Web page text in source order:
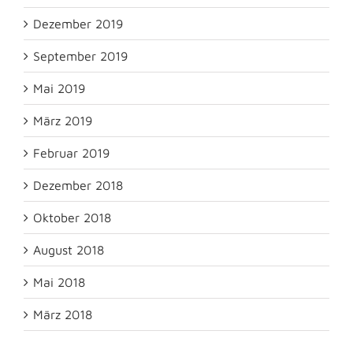
Dezember 2019
September 2019
Mai 2019
März 2019
Februar 2019
Dezember 2018
Oktober 2018
August 2018
Mai 2018
März 2018